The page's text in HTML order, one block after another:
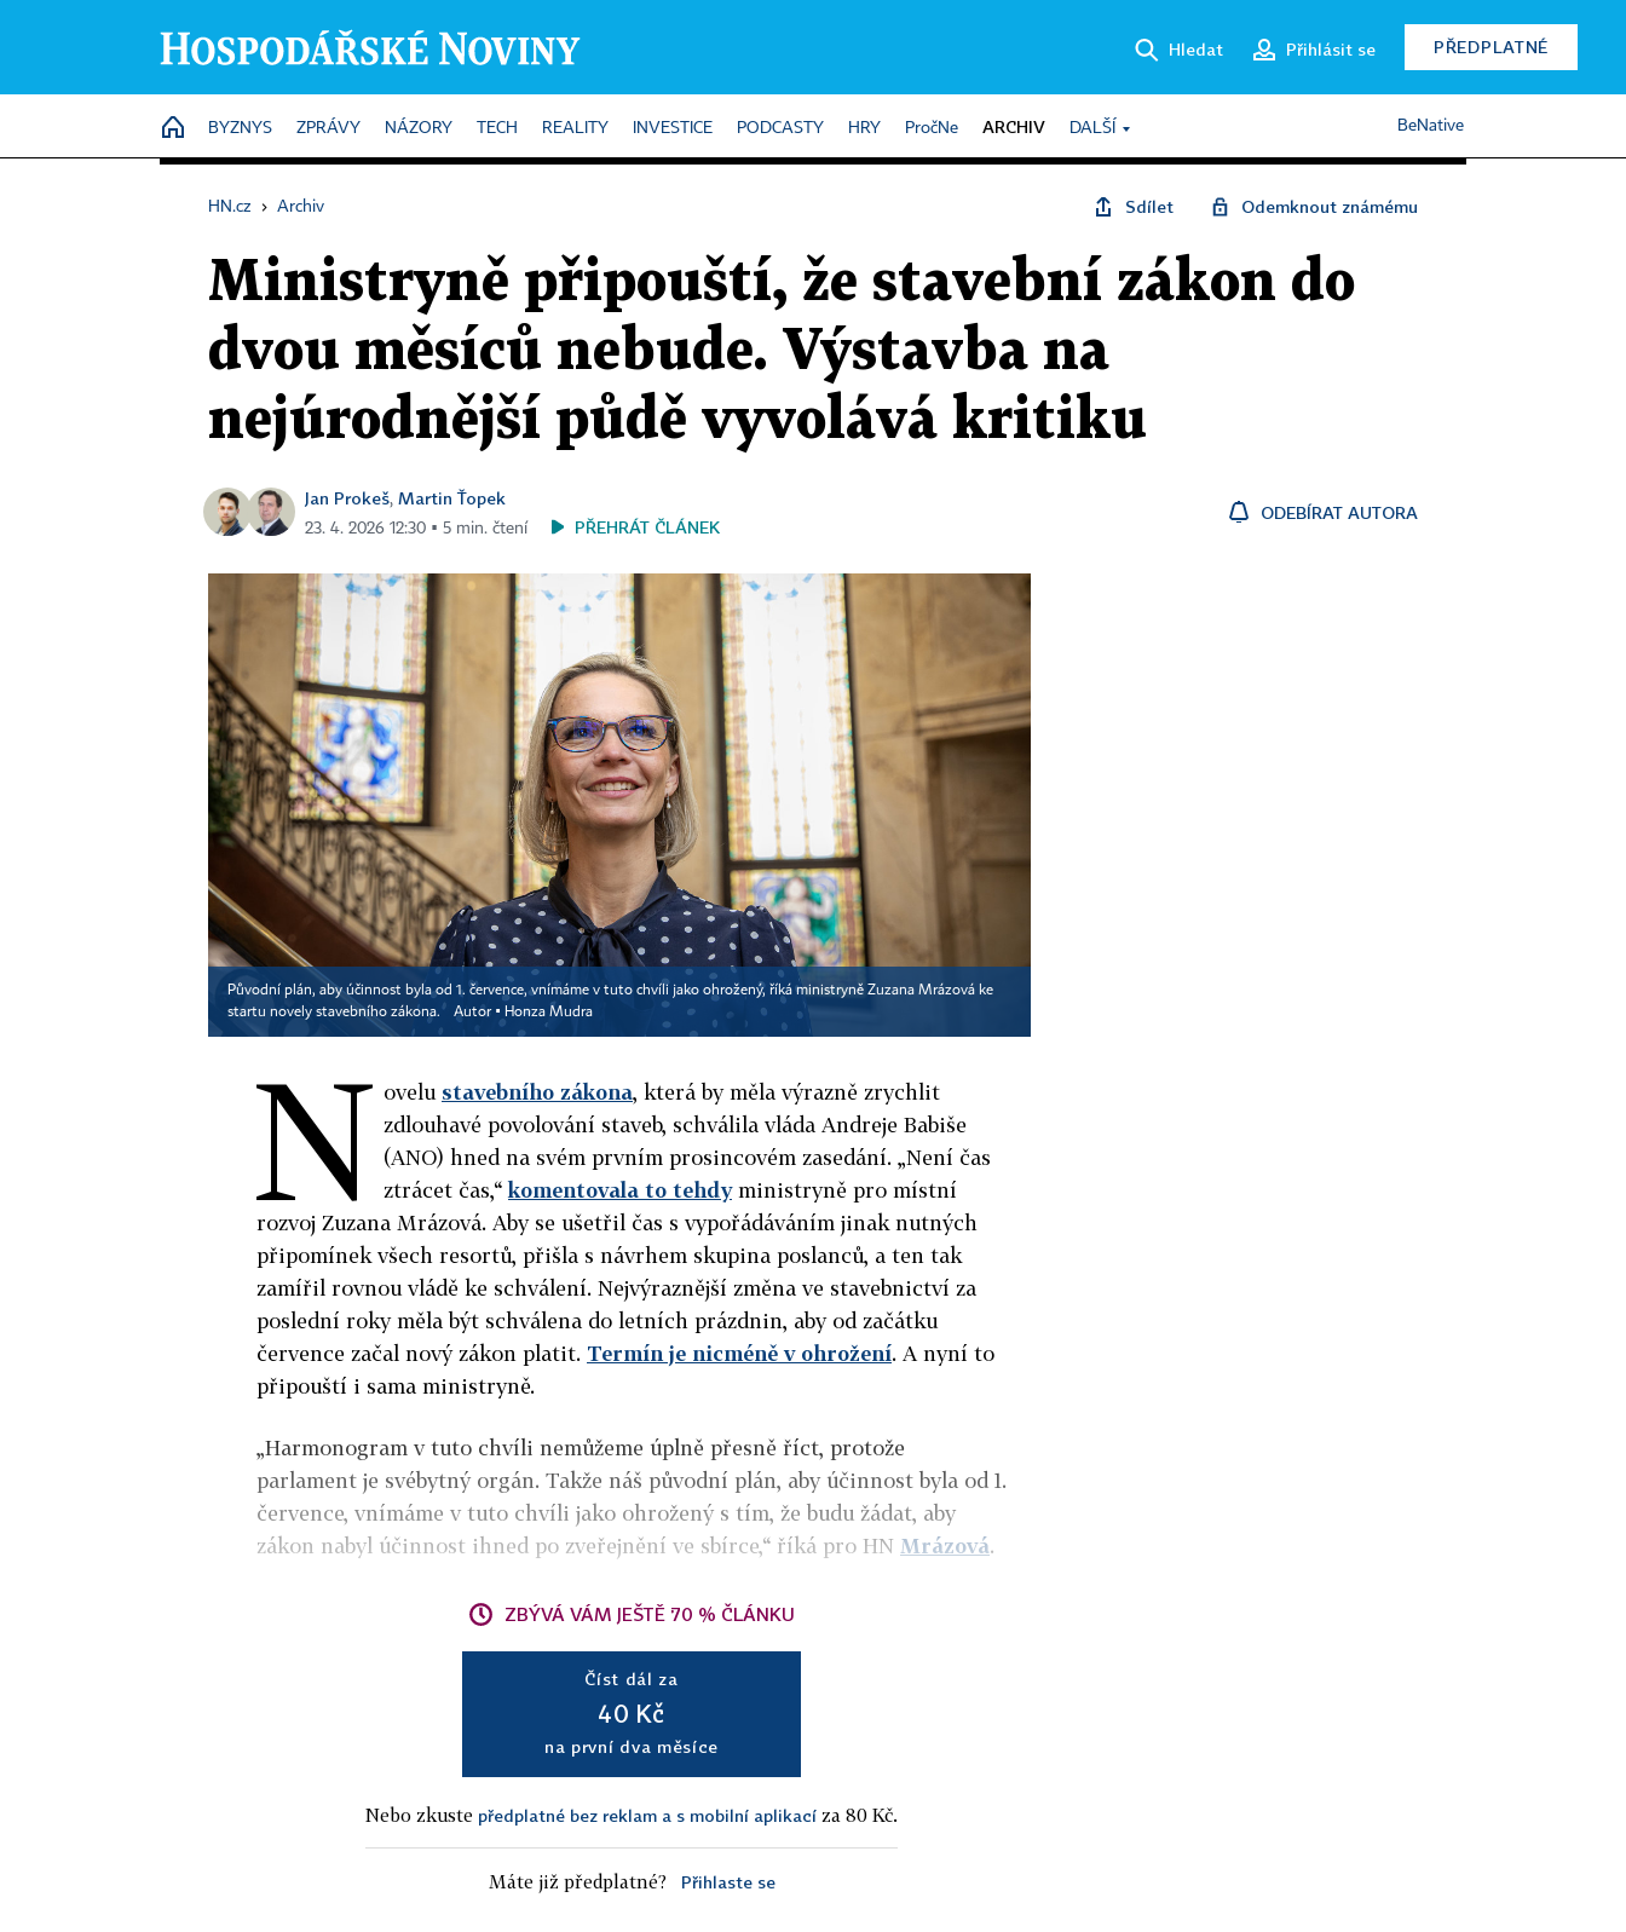
Hledat Přihlásit se PŘEDPLATNÉ
HOME
BYZNYS ZPRÁVY NÁZORY TECH REALITY INVESTICE PODCASTY HRY PročNe ARCHIV DALŠÍ BeNative
HN.cz › Archiv Sdílet Odemknout známému
Ministryně připouští, že stavební zákon do
dvou měsíců nebude. Výstavba na
nejúrodnější půdě vyvolává kritiku
Jan Prokeš, Martin Ťopek
23. 4. 2026 12:30 ▪ 5 min. čtení PŘEHRÁT ČLÁNEK
ODEBÍRAT AUTORA
Původní plán, aby účinnost byla od 1. července, vnímáme v tuto chvíli jako ohrožený, říká ministryně Zuzana Mrázová ke
startu novely stavebního zákona.
Autor ▪ Honza Mudra
N ovelu stavebního zákona, která by měla výrazně zrychlit
zdlouhavé povolování staveb, schválila vláda Andreje Babiše
(ANO) hned na svém prvním prosincovém zasedání. „Není čas
ztrácet čas,“komentovala to tehdyministryně pro místní
rozvoj Zuzana Mrázová. Aby se ušetřil čas s vypořádáváním jinak nutných
připomínek všech resortů, přišla s návrhem skupina poslanců, a ten tak
zamířil rovnou vládě ke schválení. Nejvýraznější změna ve stavebnictví za
poslední roky měla být schválena do letních prázdnin, aby od začátku
července začal nový zákon platit. Termín je nicméně v ohrožení. A nyní to
připouští i sama ministryně.
„Harmonogram v tuto chvíli nemůžeme úplně přesně říct, protože
parlament je svébytný orgán. Takže náš původní plán, aby účinnost byla od 1.
července, vnímáme v tuto chvíli jako ohrožený s tím, že budu žádat, aby
zákon nabyl účinnost ihned po zveřejnění ve sbírce,“ říká pro HN Mrázová.
ZBÝVÁ VÁM JEŠTĚ 70 % ČLÁNKU
Číst dál za
40 Kč
na první dva měsíce
Nebo zkuste předplatné bez reklam a s mobilní aplikací za 80 Kč.
Máte již předplatné? Přihlaste se